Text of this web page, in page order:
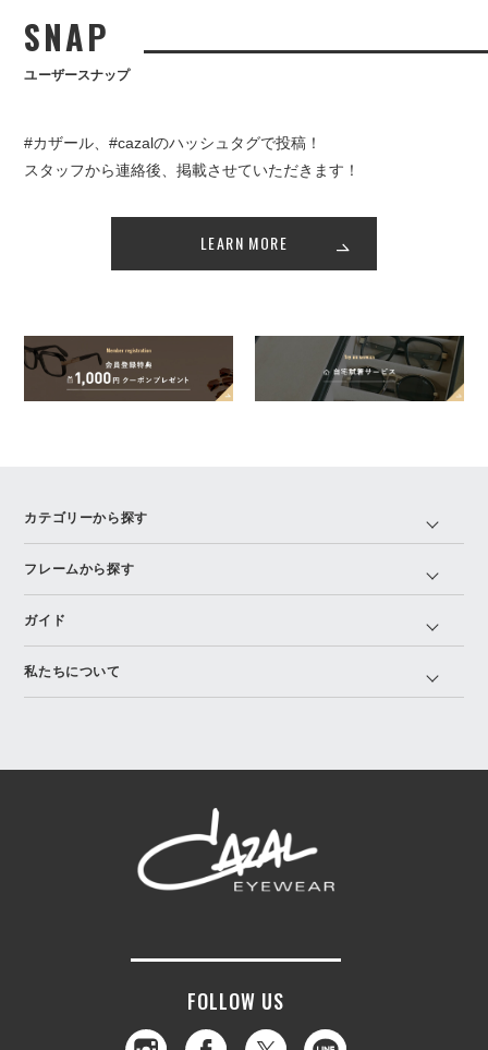
SNAP
ユーザースナップ
#カザール、#cazalのハッシュタグで投稿！
スタッフから連絡後、掲載させていただきます！
LEARN MORE
カテゴリーから探す
フレームから探す
ガイド
私たちについて
FOLLOW US